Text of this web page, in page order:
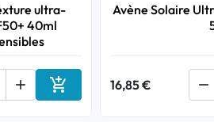
ultra-
40ml
 Ajouter au panier
Avène Solaire
16,85 € 